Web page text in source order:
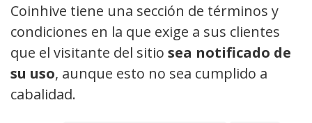
Coinhive tiene una sección de términos y
condiciones en la que exige a sus clientes
que el visitante del sitio sea notificado de
su uso, aunque esto no sea cumplido a
cabalidad.